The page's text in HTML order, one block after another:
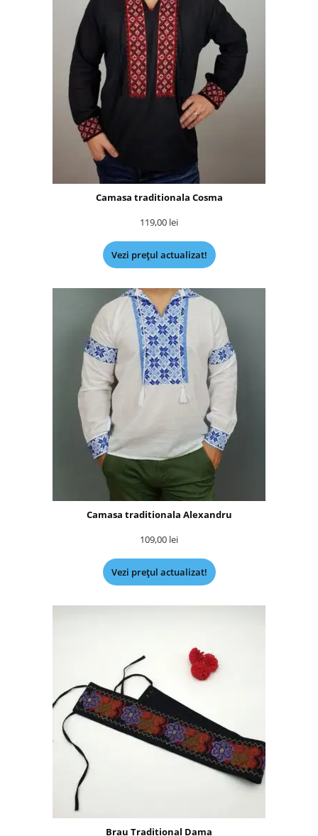
Camasa traditionala Cosma
119,00 lei
Vezi prețul actualizat!
Camasa traditionala Alexandru
109,00 lei
Vezi prețul actualizat!
Brau Traditional Dama